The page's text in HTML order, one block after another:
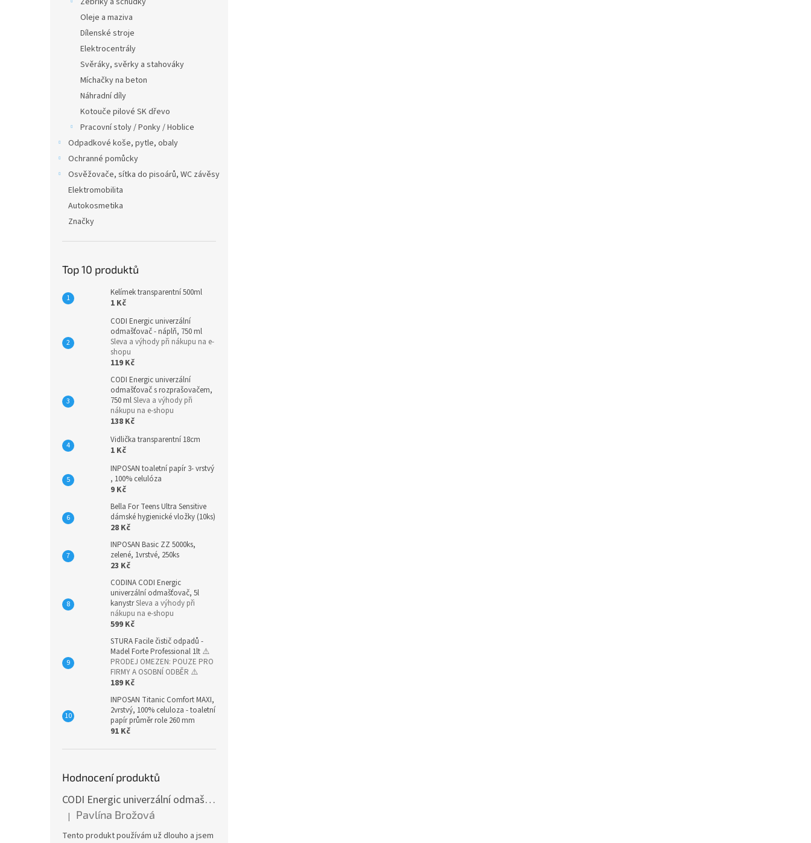
Oleje a maziva
Dílenské stroje
Elektrocentrály
Svěráky, svěrky a stahováky
Míchačky na beton
Náhradní díly
Kotouče pilové SK dřevo
Pracovní stoly / Ponky / Hoblice
Odpadkové koše, pytle, obaly
Ochranné pomůcky
Osvěžovače, sítka do pisoárů, WC závěsy
Elektromobilita
Autokosmetika
Značky
Top 10 produktů
Kelímek transparentní 500ml
1 Kč
CODI Energic univerzální
odmašťovač - náplň, 750 ml
Sleva a výhody při nákupu na e-
shopu
119 Kč
CODI Energic univerzální
odmašťovač s rozprašovačem,
750 mlSleva a výhody při
nákupu na e-shopu
138 Kč
Vidlička transparentní 18cm
1 Kč
INPOSAN toaletní papír 3- vrstvý
, 100% celulóza
9 Kč
Bella For Teens Ultra Sensitive
dámské hygienické vložky (10ks)
28 Kč
INPOSAN Basic ZZ 5000ks,
zelené, 1vrstvé, 250ks
23 Kč
CODINA CODI Energic
univerzální odmašťovač, 5l
kanystrSleva a výhody při
nákupu na e-shopu
599 Kč
STURA Facile čistič odpadů -
Madel Forte Professional 1lt ⚠️
PRODEJ OMEZEN: POUZE PRO
FIRMY A OSOBNÍ ODBĚR ⚠️
189 Kč
INPOSAN Titanic Comfort MAXI,
2vrstvý, 100% celuloza - toaletní
papír průměr role 260 mm
91 Kč
Hodnocení produktů
CODI Energic univerzální odmašťovač s rozprašovačem, 750 ml
Hodnocení produktu je 5 z 5 hvězdiček.
| Pavlína Brožová
Tento produkt používám už dlouho a jsem